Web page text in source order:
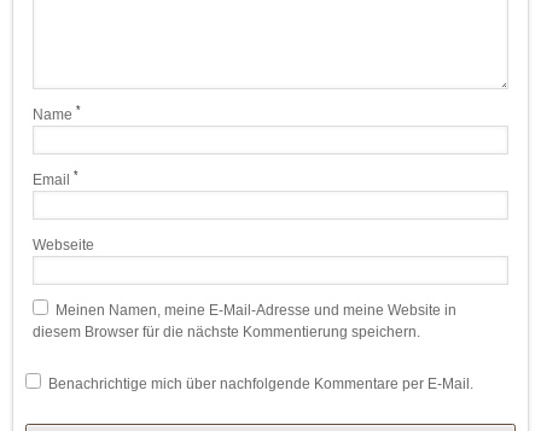
Name *
Email *
Webseite
Meinen Namen, meine E-Mail-Adresse und meine Website in
diesem Browser für die nächste Kommentierung speichern.
Benachrichtige mich über nachfolgende Kommentare per E-Mail.